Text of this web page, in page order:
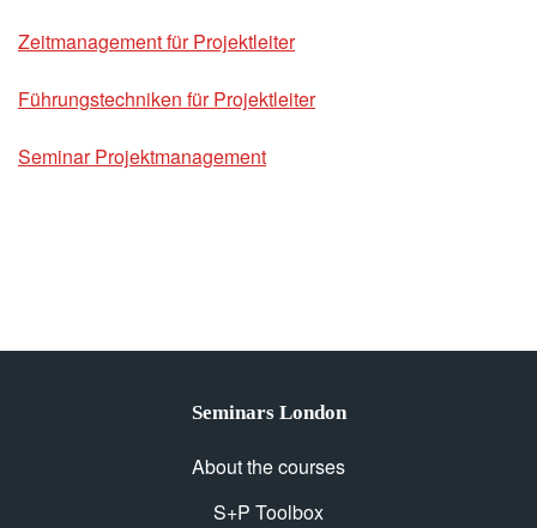
Zeitmanagement für Projektleiter
Führungstechniken für Projektleiter
Seminar Projektmanagement
Seminars London
About the courses
S+P Toolbox